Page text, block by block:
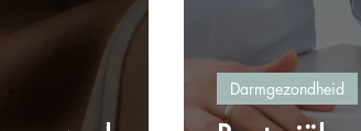
Darmgezondheid